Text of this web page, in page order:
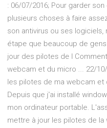
: 06/07/2016; Pour garder
plusieurs choses à faire
son antivirus ou ses logiciels,
étape que beaucoup de
jour des pilotes de l
webcam et du micro ... 22/
les pilotes de ma webcam
Depuis que j'ai installé
mon ordinateur portable.
mettre à jour les pilotes de